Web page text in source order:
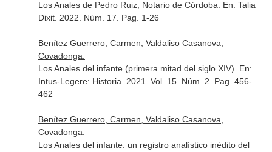
Los Anales de Pedro Ruiz, Notario de Córdoba. En: Talia
Dixit. 2022. Núm. 17. Pag. 1-26
Benítez Guerrero, Carmen, Valdaliso Casanova,
Covadonga:
Los Anales del infante (primera mitad del siglo XIV). En:
Intus-Legere: Historia . 2021. Vol. 15. Núm. 2. Pag. 456-
462
Benítez Guerrero, Carmen, Valdaliso Casanova,
Covadonga:
Los Anales del infante: un registro analístico inédito del